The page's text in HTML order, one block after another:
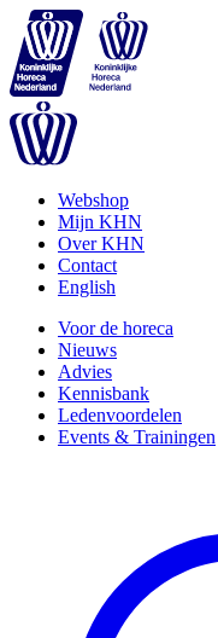
Webshop
Mijn KHN
Over KHN
Contact
English
Voor de horeca
Nieuws
Advies
Kennisbank
Ledenvoordelen
Events & Trainingen